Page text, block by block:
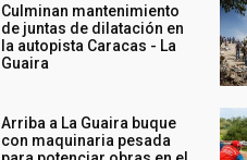
Culminan mantenimiento
de juntas de dilatación en
la autopista Caracas - La
Guaira
Arriba a La Guaira buque
con maquinaria pesada